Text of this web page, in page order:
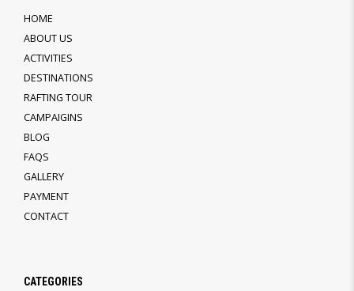
HOME
ABOUT US
ACTIVITIES
DESTINATIONS
RAFTING TOUR
CAMPAIGINS
BLOG
FAQS
GALLERY
PAYMENT
CONTACT
CATEGORIES